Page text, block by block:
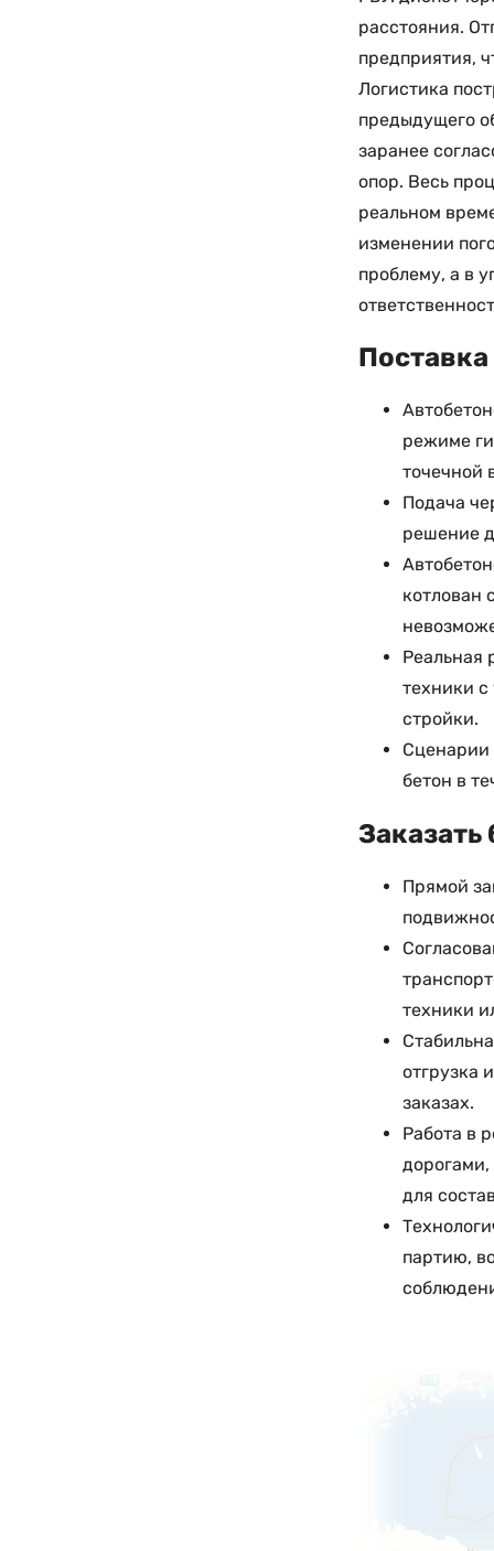
расстояния.
предприятия,
Логистика
предыдущего
заранее
опор. Весь
реальном
изменении
проблему, а в
режиме
точечной
Подача
решение
котлован
Реальная
техники с
стройки.
Сценарии
бетон в
Заказать
Прямой
техники
отгрузка
заказах.
Работа в
для
партию,